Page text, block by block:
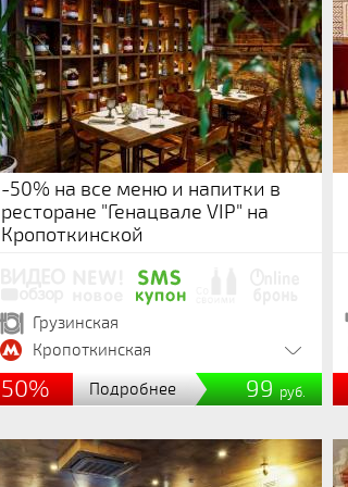
-50% на все меню и напитки в
ресторане "Генацвале VIP" на
Кропоткинской
Грузинская
Кропоткинская
50% Подробнее 99руб.